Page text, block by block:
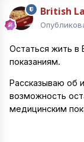
British
Остаться жить в
показаниям.
Рассказываю об
возможность
медицинским